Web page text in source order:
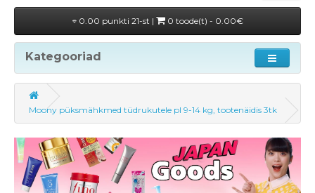
0.00 punkti 21-st | 0 toode(t) - 0.00€
Kategooriad
Moony püksmähkmed tüdrukutele pl 9-14 kg, tootenäidis 3tk